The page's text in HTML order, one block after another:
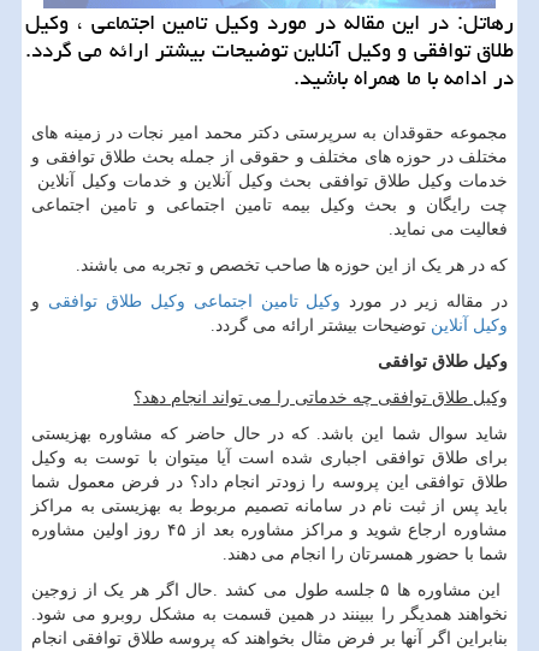
رهاتل: در این مقاله در مورد وكیل تامین اجتماعی ، وكیل
طلاق توافقی و وكیل آنلاین توضیحات بیشتر ارائه می گردد.
در ادامه با ما همراه باشید.
مجموعه حقوقدان به سرپرستی دکتر محمد امیر نجات در زمینه های
مختلف در حوزه های مختلف و حقوقی از جمله بحث طلاق توافقی و
خدمات وکیل طلاق توافقی بحث وکیل آنلاین و خدمات وکیل آنلاین
چت رایگان و بحث وکیل بیمه تامین اجتماعی و تامین اجتماعی
فعالیت می نماید.
که در هر یک از این حوزه ها صاحب تخصص و تجربه می باشند.
در مقاله زیر در مورد وکیل تامین اجتماعی وکیل طلاق توافقی و
وکیل آنلاین توضیحات بیشتر ارائه می گردد.
وکیل طلاق توافقی
وکیل طلاق توافقی چه خدماتی را می تواند انجام دهد؟
شاید سوال شما این باشد. که در حال حاضر که مشاوره بهزیستی
برای طلاق توافقی اجباری شده است آیا میتوان با توست به وکیل
طلاق توافقی این پروسه را زودتر انجام داد؟ در فرض معمول شما
باید پس از ثبت نام در سامانه تصمیم مربوط به بهزیستی به مراکز
مشاوره ارجاع شوید و مراکز مشاوره بعد از ۴۵ روز اولین مشاوره
شما با حضور همسرتان را انجام می دهند.
این مشاوره ها ۵ جلسه طول می کشد .حال اگر هر یک از زوجین
نخواهند همدیگر را ببینند در همین قسمت به مشکل روبرو می شود.
بنابراین اگر آنها بر فرض مثال بخواهند که پروسه طلاق توافقی انجام